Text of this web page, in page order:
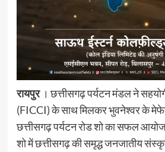
रायपुर। छत्तीसगढ़ पर्यटन मंडल ने
(FICCI) के साथ मिलकर भुवनेश्वर के
छत्तीसगढ़ पर्यटन रोड शो का सफल
शो में छत्तीसगढ़ की समृद्ध जनजातीय